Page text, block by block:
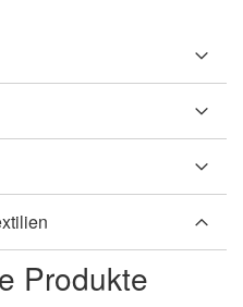
Produkte